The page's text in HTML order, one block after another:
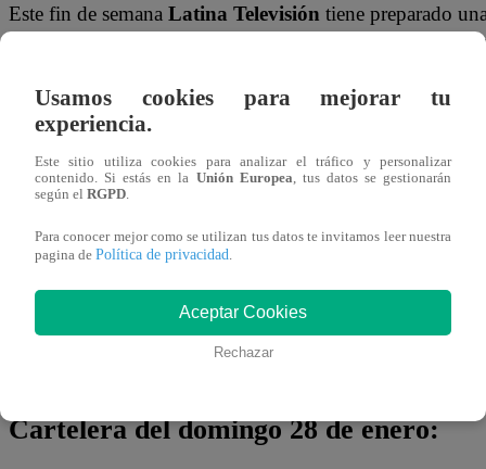
Este fin de semana Latina Televisión tiene preparado
del hogar puedan disfrutar en familia. Conoce cuáles
Cartelera del sábado 27 de enero:
14:00 CINE SÁBADO: PEQUEÑOS SALVAJES
16:00 CLÁSICOS ANIMADOS: EL
17:45 CINE FAMILIAR: RICKY RICÓN
19:30 FUNCIÓN ESTELAR: LOS
21:00 EL GRAN CHEF
Cartelera del domingo 28 de enero:
Usamos cookies para mejorar tu
experiencia.
Este sitio utiliza cookies para analizar el tráfico y personalizar
contenido. Si estás en la Unión Europea, tus datos se gestionarán
según el RGPD.
Para conocer mejor como se utilizan tus datos te invitamos leer nuestra
pagina de Política de privacidad.
Aceptar Cookies
Rechazar